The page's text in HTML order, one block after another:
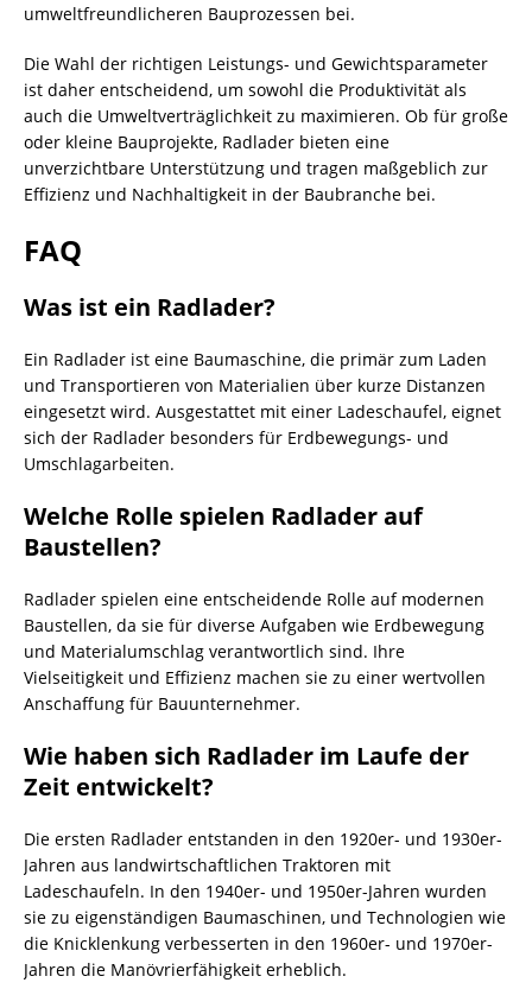
umweltfreundlicheren Bauprozessen bei.
Die Wahl der richtigen Leistungs- und Gewichtsparameter
ist daher entscheidend, um sowohl die Produktivität als
auch die Umweltverträglichkeit zu maximieren. Ob für große
oder kleine Bauprojekte, Radlader bieten eine
unverzichtbare Unterstützung und tragen maßgeblich zur
Effizienz und Nachhaltigkeit in der Baubranche bei.
FAQ
Was ist ein Radlader?
Ein Radlader ist eine Baumaschine, die primär zum Laden
und Transportieren von Materialien über kurze Distanzen
eingesetzt wird. Ausgestattet mit einer Ladeschaufel, eignet
sich der Radlader besonders für Erdbewegungs- und
Umschlagarbeiten.
Welche Rolle spielen Radlader auf
Baustellen?
Radlader spielen eine entscheidende Rolle auf modernen
Baustellen, da sie für diverse Aufgaben wie Erdbewegung
und Materialumschlag verantwortlich sind. Ihre
Vielseitigkeit und Effizienz machen sie zu einer wertvollen
Anschaffung für Bauunternehmer.
Wie haben sich Radlader im Laufe der
Zeit entwickelt?
Die ersten Radlader entstanden in den 1920er- und 1930er-
Jahren aus landwirtschaftlichen Traktoren mit
Ladeschaufeln. In den 1940er- und 1950er-Jahren wurden
sie zu eigenständigen Baumaschinen, und Technologien wie
die Knicklenkung verbesserten in den 1960er- und 1970er-
Jahren die Manövrierfähigkeit erheblich.